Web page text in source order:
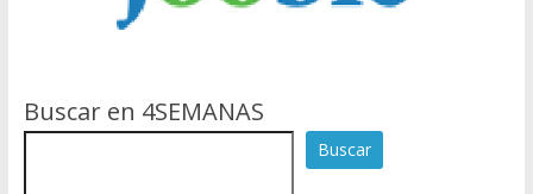
Buscar en 4SEMANAS
Buscar